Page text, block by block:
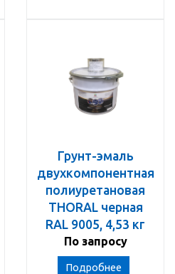
Грунт-эмаль
двухкомпонентная
полиуретановая
THORAL черная
RAL 9005, 4,53 кг
По запросу
Подробнее